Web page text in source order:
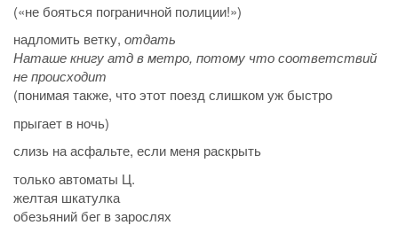
(«не бояться пограничной полиции!»)
надломить ветку, отдать
Наташе книгу атд в метро, потому что соответствий
не происходит
(понимая также, что этот поезд слишком уж быстро
прыгает в ночь)
слизь на асфальте, если меня раскрыть
только автоматы Ц.
желтая шкатулка
обезьяний бег в зарослях